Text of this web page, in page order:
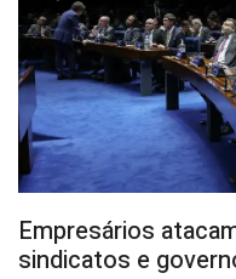
Empresários
sindicatos e